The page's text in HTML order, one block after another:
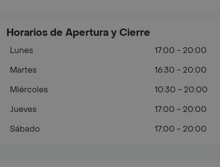
Horarios de Apertura y Cierre
Lunes
17:00 - 20:00
Martes
16:30 - 20:00
Miércoles
10:30 - 20:00
Jueves
17:00 - 20:00
Sábado
17:00 - 20:00